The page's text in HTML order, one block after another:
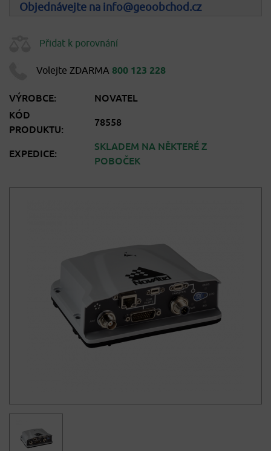
Objednávejte na info@geoobchod.cz
Přidat k porovnání
Volejte ZDARMA 800 123 228
VÝROBCE:
NOVATEL
KÓD
PRODUKTU:
78558
EXPEDICE:
SKLADEM NA NĚKTERÉ Z
POBOČEK